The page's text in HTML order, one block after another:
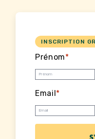
INSCRIPTION
Prénom*
Email*